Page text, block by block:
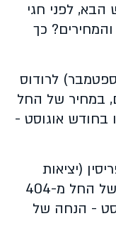
הבא, לפני חגי
כך
של 4 לילות (יציאה ב-8 בספטמבר) לרודוס
במחיר של החל
לאדם לעומת 589 אירו בחודש אוגוסט -
(יציאות
ב-12, 26 ו-29 בספטמבר) במחיר של החל מ-404
אירו באוגוסט - הנחה של